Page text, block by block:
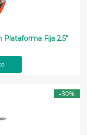
Plataforma Fija 2.5"
-30%